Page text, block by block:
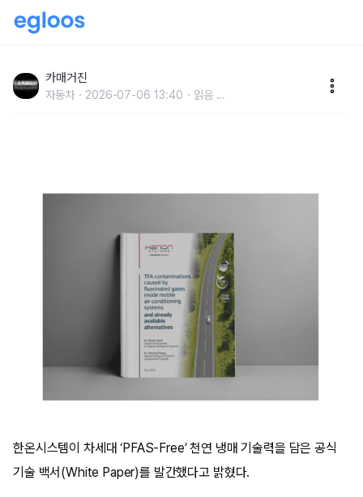
백서 발간
카매거진
자동차 2026-07-06 13:40 읽음 ...
한온시스템이 차세대 ‘PFAS-Free’ 천연 냉매 기술력을 담은 공식
기술 백서(White Paper)를 발간했다고 밝혔다.